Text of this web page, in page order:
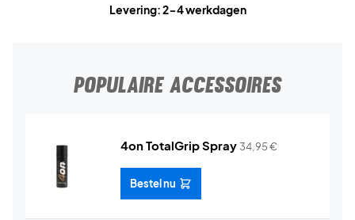
Levering: 2-4 werkdagen
POPULAIRE ACCESSOIRES
4on TotalGrip Spray 34,95€
Bestel nu